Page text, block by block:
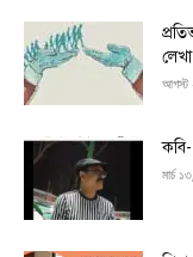
আগস্ট
মার্চ